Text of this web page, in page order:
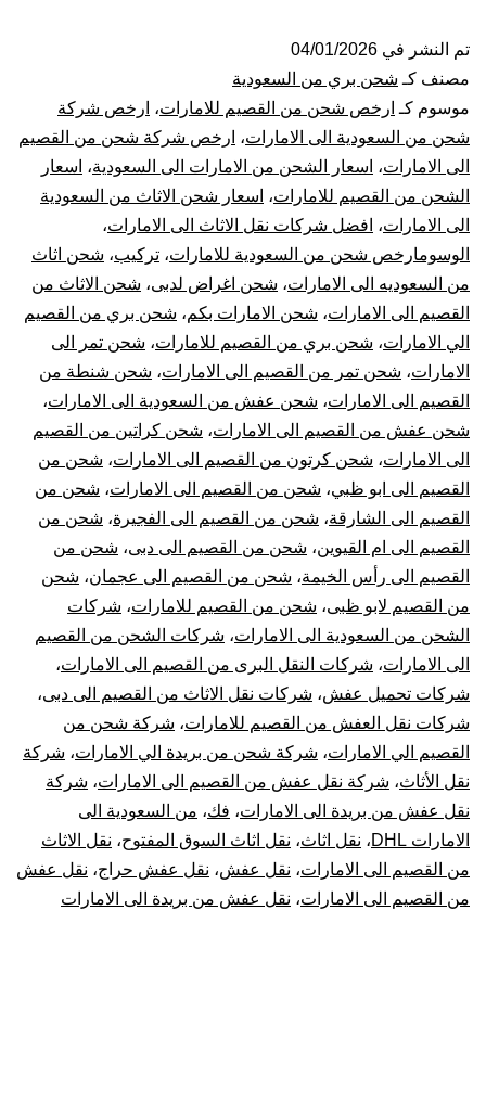
القصيم
الي
الامارات
|
نقل
عفش
من
القصيم
للإمارات
تم النشر في 04/01/2026
مصنف كـ شحن بري من السعودية
موسوم كـ ارخص شحن من القصيم للامارات، ارخص شركة
شحن من السعودية الى الامارات، ارخص شركة شحن من القصيم
الى الامارات، اسعار الشحن من الامارات الى السعودية، اسعار
الشحن من القصيم للامارات، اسعار شحن الاثاث من السعودية
الى الامارات، افضل شركات نقل الاثاث الى الامارات،
الوسومارخص شحن من السعودية للامارات، تركيب، شحن اثاث
من السعوديه الى الامارات، شحن اغراض لدبى، شحن الاثاث من
القصيم الى الامارات، شحن الامارات بكم، شحن بري من القصيم
الي الامارات، شحن بري من القصيم للامارات، شحن تمر الى
الامارات، شحن تمر من القصيم الى الامارات، شحن شنطة من
القصيم الى الامارات، شحن عفش من السعودية الى الامارات،
شحن عفش من القصيم الى الامارات، شحن كراتين من القصيم
الى الامارات، شحن كرتون من القصيم الى الامارات، شحن من
القصيم الى ابو ظبي، شحن من القصيم الى الامارات، شحن من
القصيم الى الشارقة، شحن من القصيم الى الفجيرة، شحن من
القصيم الى ام القيوين، شحن من القصيم الى دبى، شحن من
القصيم الى رأس الخيمة، شحن من القصيم الى عجمان، شحن
من القصيم لابو ظبى، شحن من القصيم للامارات، شركات
الشحن من السعودية الى الامارات، شركات الشحن من القصيم
الى الامارات، شركات النقل البرى من القصيم الى الامارات،
شركات تحميل عفش، شركات نقل الاثاث من القصيم الى دبى،
شركات نقل العفش من القصيم للامارات، شركة شحن من
القصيم الي الامارات، شركة شحن من بريدة الي الامارات، شركة
نقل الأثاث، شركة نقل عفش من القصيم الى الامارات، شركة
نقل عفش من بريدة الى الامارات، فك، من السعودية الى
الامارات DHL
، نقل اثاث، نقل اثاث السوق المفتوح، نقل الاثاث
من القصيم الى الامارات، نقل عفش، نقل عفش حراج، نقل عفش
من القصيم الى الامارات، نقل عفش من بريدة الى الامارات